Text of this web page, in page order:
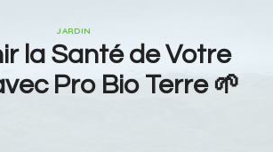
JARDIN
la Santé de Votre
Pro Bio Terre 🌱